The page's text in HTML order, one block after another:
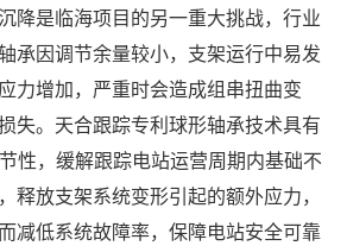
降是临海项目的另一重大挑战，行业
承因调节余量较小，支架运行中易发
力增加，严重时会造成组串扭曲变
失。天合跟踪专利球形轴承技术具有
性，缓解跟踪电站运营周期内基础不
释放支架系统变形引起的额外应力，
减低系统故障率，保障电站安全可靠